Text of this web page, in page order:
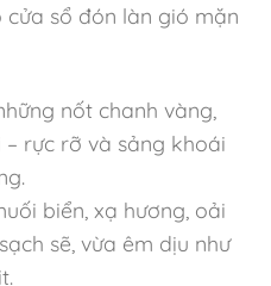
sổ đón làn gió mặn
nốt chanh vàng,
rực rỡ và sảng khoái
biển, xạ hương, oải
sẽ, vừa êm dịu như